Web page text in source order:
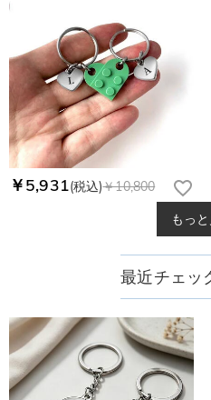
￥5,931(税込)￥10,800
もっ
最近チェッ